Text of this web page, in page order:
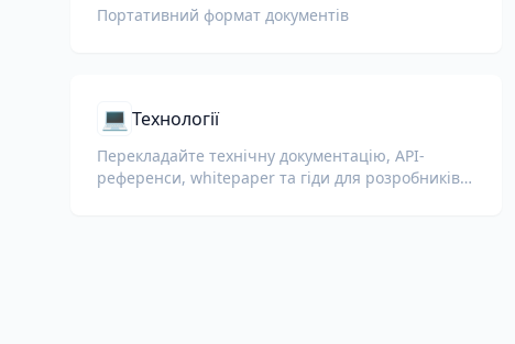
Портативний формат документів
💻 Технології
Перекладайте технічну документацію, API-
референси, whitepaper та гіди для розробників,